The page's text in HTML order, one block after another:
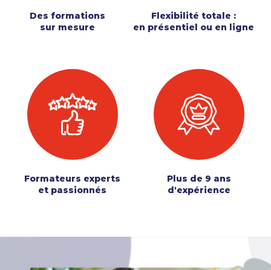
Des formations
sur mesure
Flexibilité totale :
en présentiel ou en ligne
Formateurs experts
et passionnés
Plus de 9 ans
d'expérience